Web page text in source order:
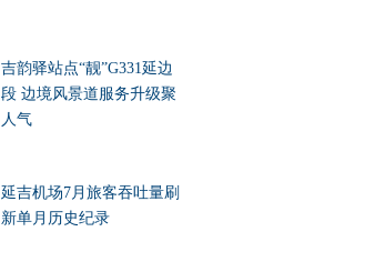
吉韵驿站点“靓”G331延边
段 边境风景道服务升级聚
人气
延吉机场7月旅客吞吐量刷
新单月历史纪录